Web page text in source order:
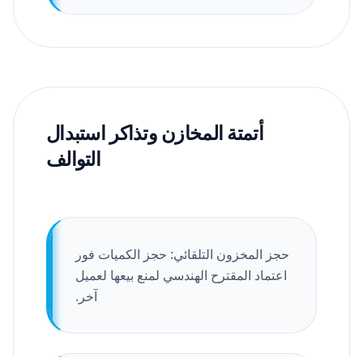
أتمتة المخازن وتذاكر استبدال
التوالف
حجز المخزون التلقائي: حجز الكميات فور
اعتماد المقترح الهندسي لمنع بيعها لعميل
آخر.